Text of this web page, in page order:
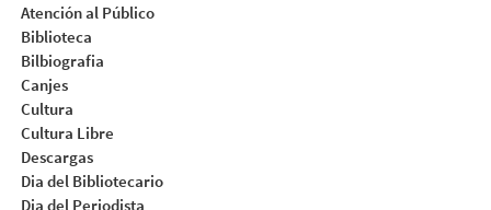
Atención al Público
Biblioteca
Bilbiografia
Canjes
Cultura
Cultura Libre
Descargas
Dia del Bibliotecario
Dia del Periodista